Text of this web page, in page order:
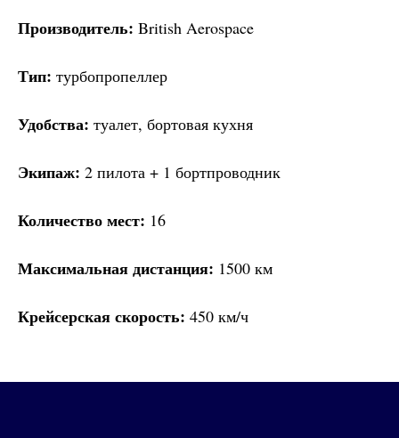
Производитель: British Aerospace
Тип: турбопропеллер
Удобства: туалет, бортовая кухня
Экипаж: 2 пилота + 1 бортпроводник
Количество мест: 16
Максимальная дистанция: 1500 км
Крейсерская скорость: 450 км/ч